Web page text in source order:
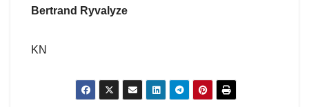
Bertrand Ryvalyze
KN